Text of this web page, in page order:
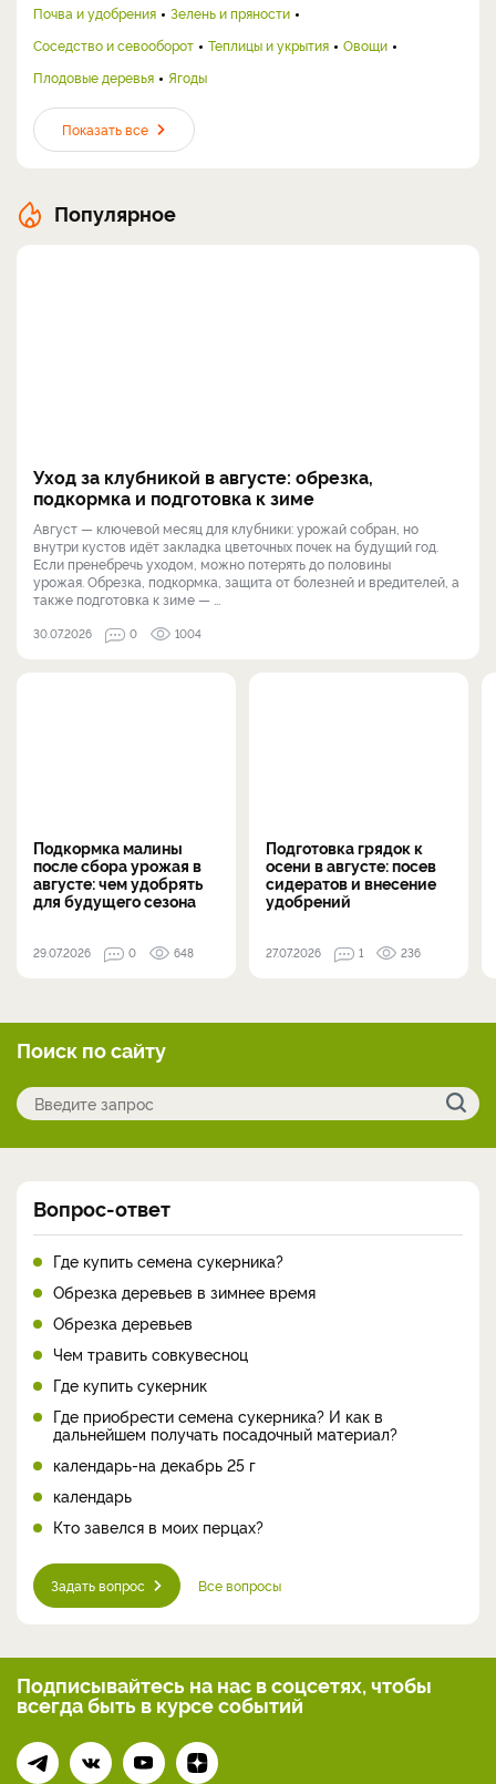
Почва и удобрения
Зелень и пряности
Соседство и севооборот
Теплицы и укрытия
Овощи
Плодовые деревья
Ягоды
Показать все
Популярное
Уход за клубникой в августе: обрезка,
подкормка и подготовка к зиме
Август — ключевой месяц для клубники: урожай собран, но
внутри кустов идёт закладка цветочных почек на будущий год.
Если пренебречь уходом, можно потерять до половины
урожая. Обрезка, подкормка, защита от болезней и вредителей, а
также подготовка к зиме — ...
30.07.2026 0 1004
Подкормка малины
после сбора урожая в
августе: чем удобрять
для будущего сезона
29.07.2026 0 648
Подготовка грядок к
осени в августе: посев
сидератов и внесение
удобрений
27.07.2026 1 236
Поиск по сайту
Вопрос-ответ
Где купить семена сукерника?
Обрезка деревьев в зимнее время
Обрезка деревьев
Чем травить совкувесноц
Где купить сукерник
Где приобрести семена сукерника? И как в
дальнейшем получать посадочный материал?
календарь-на декабрь 25 г
календарь
Кто завелся в моих перцах?
Задать вопрос Все вопросы
Подписывайтесь на нас в соцсетях, чтобы
всегдабыть в курсе событий